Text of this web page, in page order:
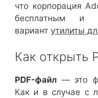
что корпорация
бесплатным и
вариант утилиты
Как открыть
PDF-файл — это
Как и в случае с